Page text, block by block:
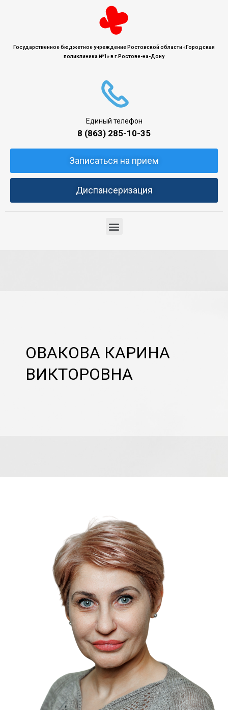
Государственное бюджетное учреждение Ростовской области «Городская
поликлиника №1» в г.Ростове-на-Дону
Единый телефон
8 (863) 285-10-35
Записаться на прием
Диспансеризация
ОВАКОВА КАРИНА
ВИКТОРОВНА